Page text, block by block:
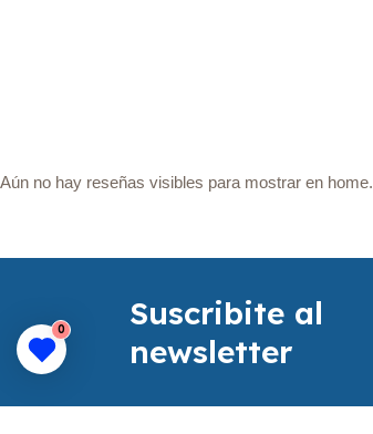
Aún no hay reseñas visibles para mostrar en home.
Suscribite al
newsletter
0